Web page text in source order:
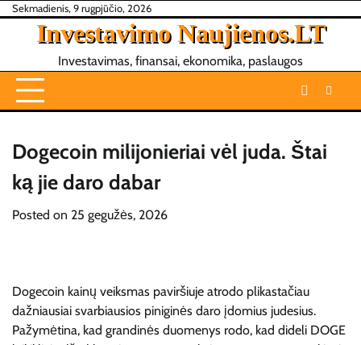
Skip
content
Sekmadienis, 9 rugpjūčio, 2026
Investavimo Naujienos.LT
Investavimas, finansai, ekonomika, paslaugos
Dogecoin milijonieriai vėl juda. Štai
ką jie daro dabar
Posted on 25 gegužės, 2026
Dogecoin kainų veiksmas paviršiuje atrodo plikastačiau
dažniausiai svarbiausios piniginės daro įdomius judesius.
Pažymėtina, kad grandinės duomenys rodo, kad dideli DOGE